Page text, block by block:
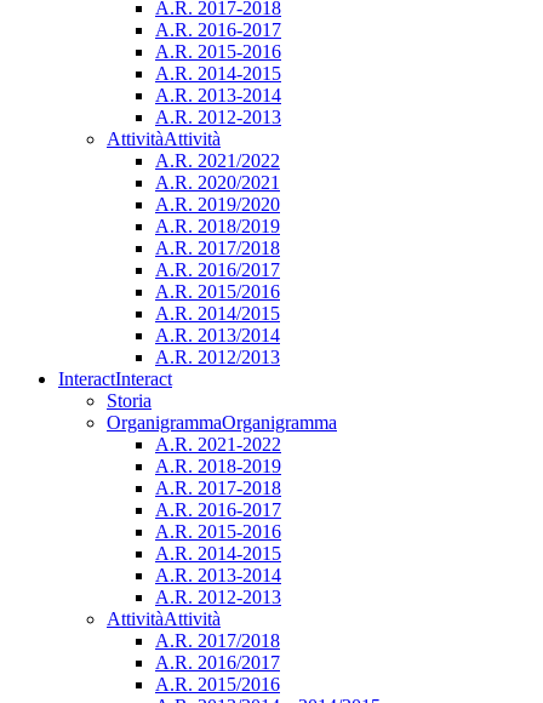
A.R. 2017-2018
A.R. 2016-2017
A.R. 2015-2016
A.R. 2014-2015
A.R. 2013-2014
A.R. 2012-2013
AttivitàAttività
A.R. 2021/2022
A.R. 2020/2021
A.R. 2019/2020
A.R. 2018/2019
A.R. 2017/2018
A.R. 2016/2017
A.R. 2015/2016
A.R. 2014/2015
A.R. 2013/2014
A.R. 2012/2013
InteractInteract
Storia
OrganigrammaOrganigramma
A.R. 2021-2022
A.R. 2018-2019
A.R. 2017-2018
A.R. 2016-2017
A.R. 2015-2016
A.R. 2014-2015
A.R. 2013-2014
A.R. 2012-2013
AttivitàAttività
A.R. 2017/2018
A.R. 2016/2017
A.R. 2015/2016